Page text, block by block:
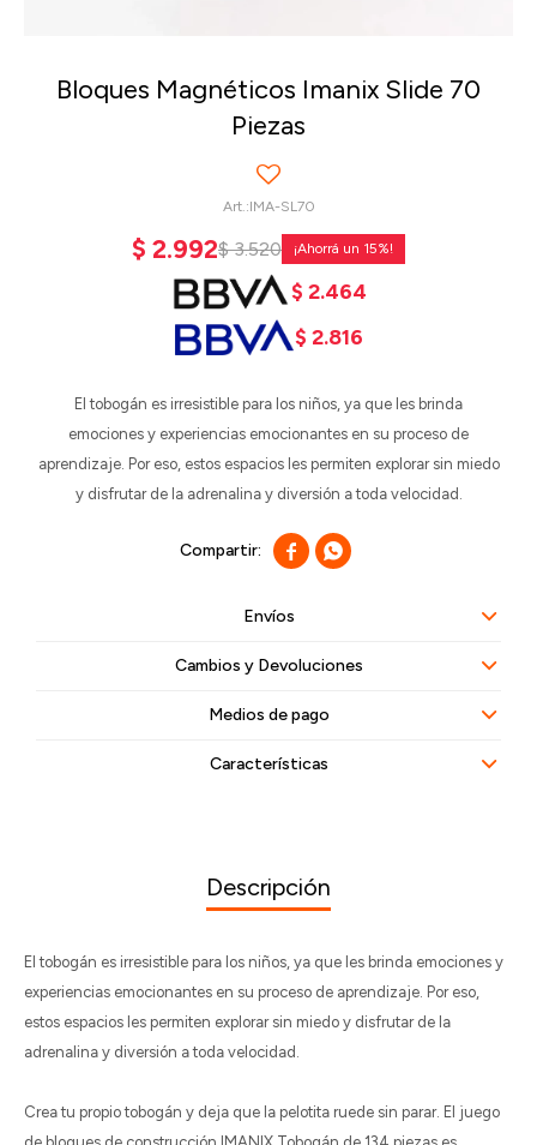
Bloques Magnéticos Imanix Slide 70
Piezas
IMA-SL70
$ 2.992$ 3.520 15
$ 2.464
$ 2.816
El tobogán es irresistible para los niños, ya que les brinda
emociones y experiencias emocionantes en su proceso de
aprendizaje. Por eso, estos espacios les permiten explorar sin miedo
y disfrutar de la adrenalina y diversión a toda velocidad.
 
Envíos
Cambios y Devoluciones
Medios de pago
Características
Descripción
El tobogán es irresistible para los niños, ya que les brinda emociones y
experiencias emocionantes en su proceso de aprendizaje. Por eso,
estos espacios les permiten explorar sin miedo y disfrutar de la
adrenalina y diversión a toda velocidad.
Crea tu propio tobogán y deja que la pelotita ruede sin parar. El juego